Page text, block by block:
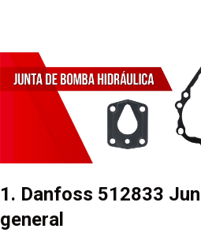
1. Danfoss 512833
general